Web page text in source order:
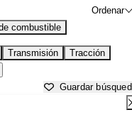
Ordenar
combustible
Transmisión
Tracción
Guardar